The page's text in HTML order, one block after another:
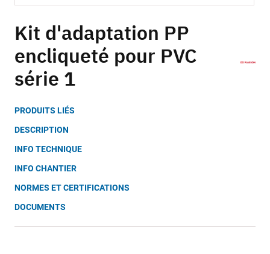
to
the
beginning
of
the
gallery
Kit d'adaptation PP
encliqueté pour PVC
série 1
PRODUITS LIÉS
DESCRIPTION
INFO TECHNIQUE
INFO CHANTIER
NORMES ET CERTIFICATIONS
DOCUMENTS